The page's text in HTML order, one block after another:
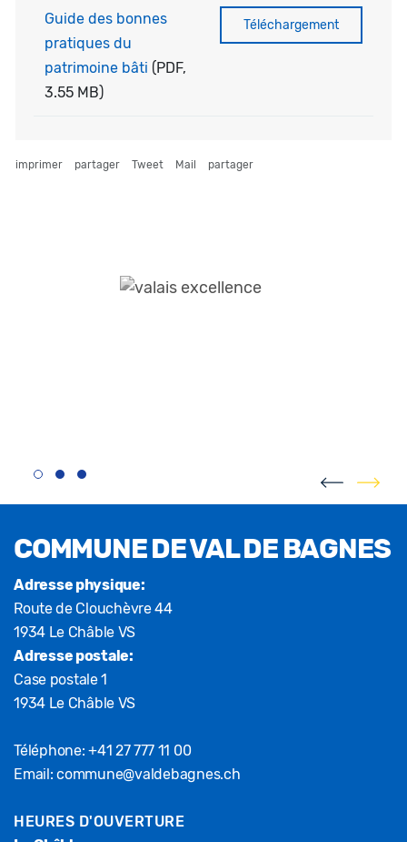
Guide des bonnes
pratiques du
patrimoine bâti (PDF,
3.55 MB)
Téléchargement
imprimer partager Tweet Mail partager
COMMUNE DE VAL DE BAGNES
Adresse physique:
Route de Clouchèvre 44
1934 Le Châble VS
Adresse postale:
Case postale 1
1934 Le Châble VS
Téléphone:+41 27 777 11 00
Email: commune@valdebagnes.ch
HEURES D'OUVERTURE